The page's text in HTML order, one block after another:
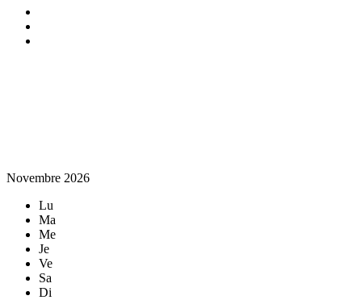
Novembre 2026
Lu
Ma
Me
Je
Ve
Sa
Di